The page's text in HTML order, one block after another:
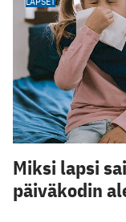
Miksi lapsi
päiväkodin